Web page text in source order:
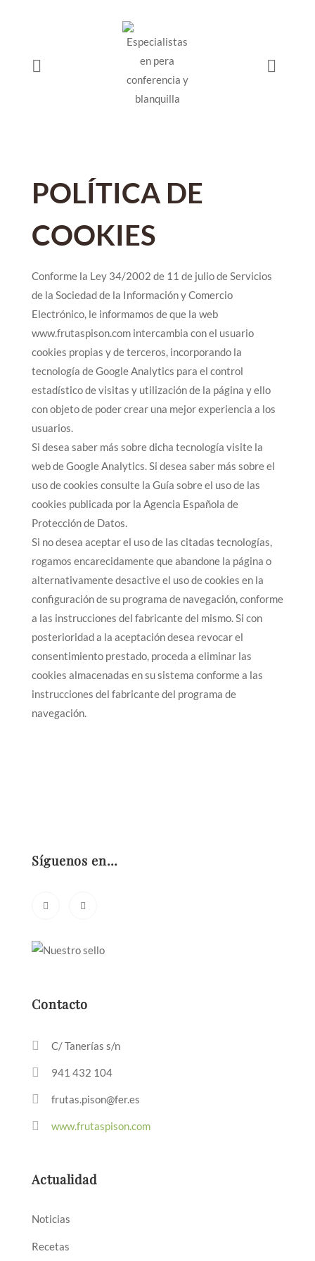
POLÍTICA DE
COOKIES
Conforme la Ley 34/2002 de 11 de julio de Servicios
de la Sociedad de la Información y Comercio
Electrónico, le informamos de que la web
www.frutaspison.com intercambia con el usuario
cookies propias y de terceros, incorporando la
tecnología de Google Analytics para el control
estadístico de visitas y utilización de la página y ello
con objeto de poder crear una mejor experiencia a los
usuarios.
Si desea saber más sobre dicha tecnología visite la
web de Google Analytics. Si desea saber más sobre el
uso de cookies consulte la Guía sobre el uso de las
cookies publicada por la Agencia Española de
Protección de Datos.
Si no desea aceptar el uso de las citadas tecnologías,
rogamos encarecidamente que abandone la página o
alternativamente desactive el uso de cookies en la
configuración de su programa de navegación, conforme
a las instrucciones del fabricante del mismo. Si con
posterioridad a la aceptación desea revocar el
consentimiento prestado, proceda a eliminar las
cookies almacenadas en su sistema conforme a las
instrucciones del fabricante del programa de
navegación.
Síguenos en…
Contacto
C/ Tanerías s/n
941 432 104
frutas.pison@fer.es
www.frutaspison.com
Actualidad
Noticias
Recetas